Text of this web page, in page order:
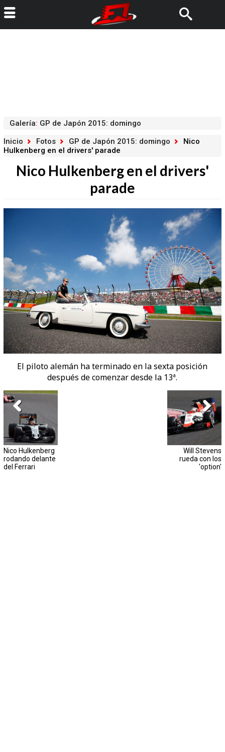
Galería: GP de Japón 2015: domingo
Inicio
Fotos GP de Japón 2015: domingo
Nico
Hulkenberg en el drivers' parade
Nico Hulkenberg en el drivers'
parade
El piloto alemán ha terminado en la sexta posición
después de comenzar desde la 13ª.
Nico Hulkenberg
rodando delante
del Ferrari
Will Stevens
rueda con los
'option'